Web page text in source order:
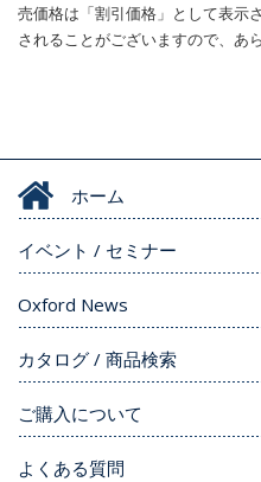
売価格は「割引価格」として表示
されることがございますので、あ
ホーム
イベント / セミナー
Oxford News
カタログ / 商品検索
ご購入について
よくある質問